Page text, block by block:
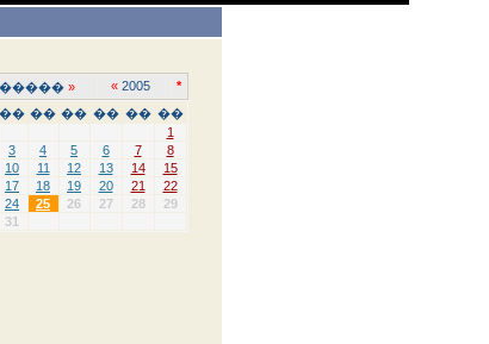
» «2005
*
�� �� �� �� �� ��
1
3 4 5 6 7
8
10 11 12 13 14
15
17 18 19 20 21
22
24 25 26 27 28
29
31